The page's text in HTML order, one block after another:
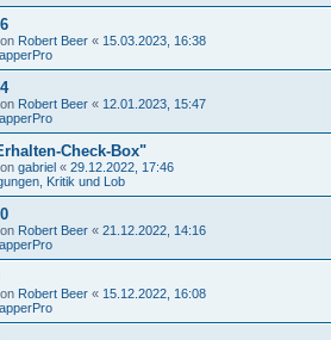
Robert Beer « 15.03.2023, 16:38
Robert Beer « 12.01.2023, 15:47
Check-Box"
gabriel « 29.12.2022, 17:46
Kritik und Lob
Robert Beer « 21.12.2022, 14:16
Robert Beer « 15.12.2022, 16:08